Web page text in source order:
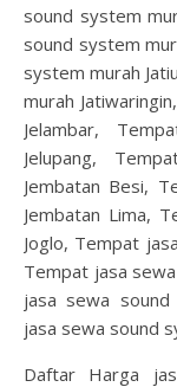
sound system
sound system
system murah
murah
Jelambar,
Jelupang,
Jembatan Besi,
Jembatan Lima,
Joglo, Tempat
Tempat jasa
jasa sewa
jasa sewa sound
Daftar Harga